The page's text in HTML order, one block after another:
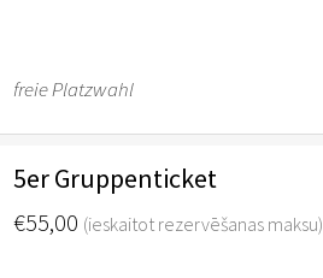
freie Platzwahl
5er Gruppenticket
€55,00 (ieskaitot rezervēšanas maksu)